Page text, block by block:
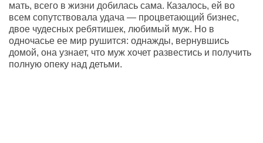
мать, всего в жизни добилась сама. Казалось, ей во
всем сопутствовала удача — процветающий бизнес,
двое чудесных ребятишек, любимый муж. Но в
одночасье ее мир рушится: однажды, вернувшись
домой, она узнает, что муж хочет развестись и получить
полную опеку над детьми.